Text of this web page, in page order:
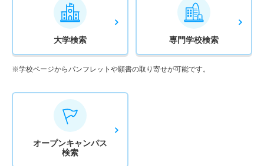
大学検索 専門学校検索
※学校ページからパンフレットや願書の取り寄せが可能です。
オープンキャンパス
検索